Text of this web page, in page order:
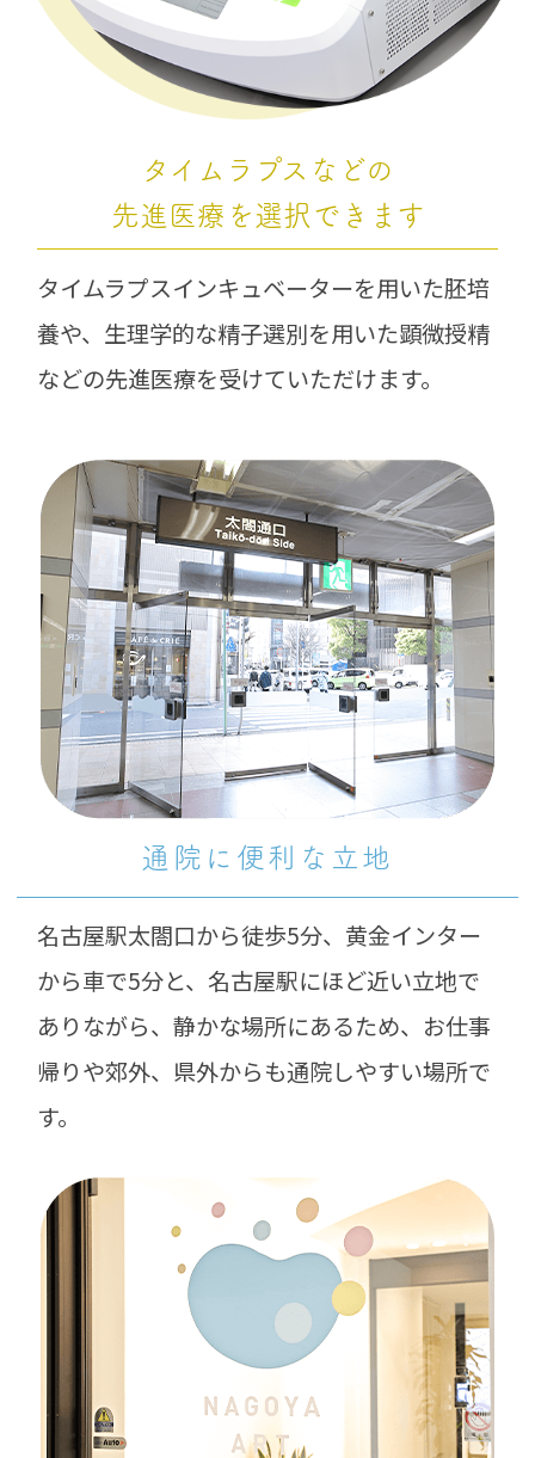
タイムラプスなどの
先進医療を選択できます
タイムラプスインキュベーターを用いた胚培
養や、生理学的な精子選別を用いた顕微授精
などの先進医療を受けていただけます。
通院に便利な立地
名古屋駅太閤口から徒歩5分、黄金インター
から車で5分と、名古屋駅にほど近い立地で
ありながら、静かな場所にあるため、お仕事
帰りや郊外、県外からも通院しやすい場所で
す。